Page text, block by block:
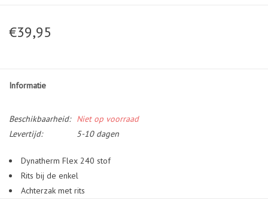
€39,95
Informatie
Beschikbaarheid:
Niet op voorraad
Levertijd:
5-10 dagen
Dynatherm Flex 240 stof
Rits bij de enkel
Achterzak met rits